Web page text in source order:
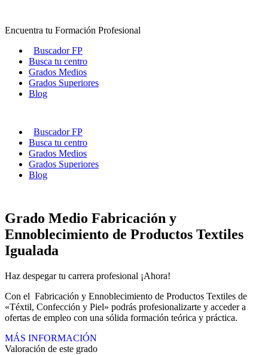
contenido
Encuentra tu Formación Profesional
Buscador FP
Busca tu centro
Grados Medios
Grados Superiores
Blog
Buscador FP
Busca tu centro
Grados Medios
Grados Superiores
Blog
Grado Medio Fabricación y
Ennoblecimiento de Productos Textiles
Igualada
Haz despegar tu carrera profesional ¡Ahora!
Con el Fabricación y Ennoblecimiento de Productos Textiles de
«Téxtil, Confección y Piel» podrás profesionalizarte y acceder a
ofertas de empleo con una sólida formación teórica y práctica.
MÁS INFORMACIÓN
Valoración de este grado